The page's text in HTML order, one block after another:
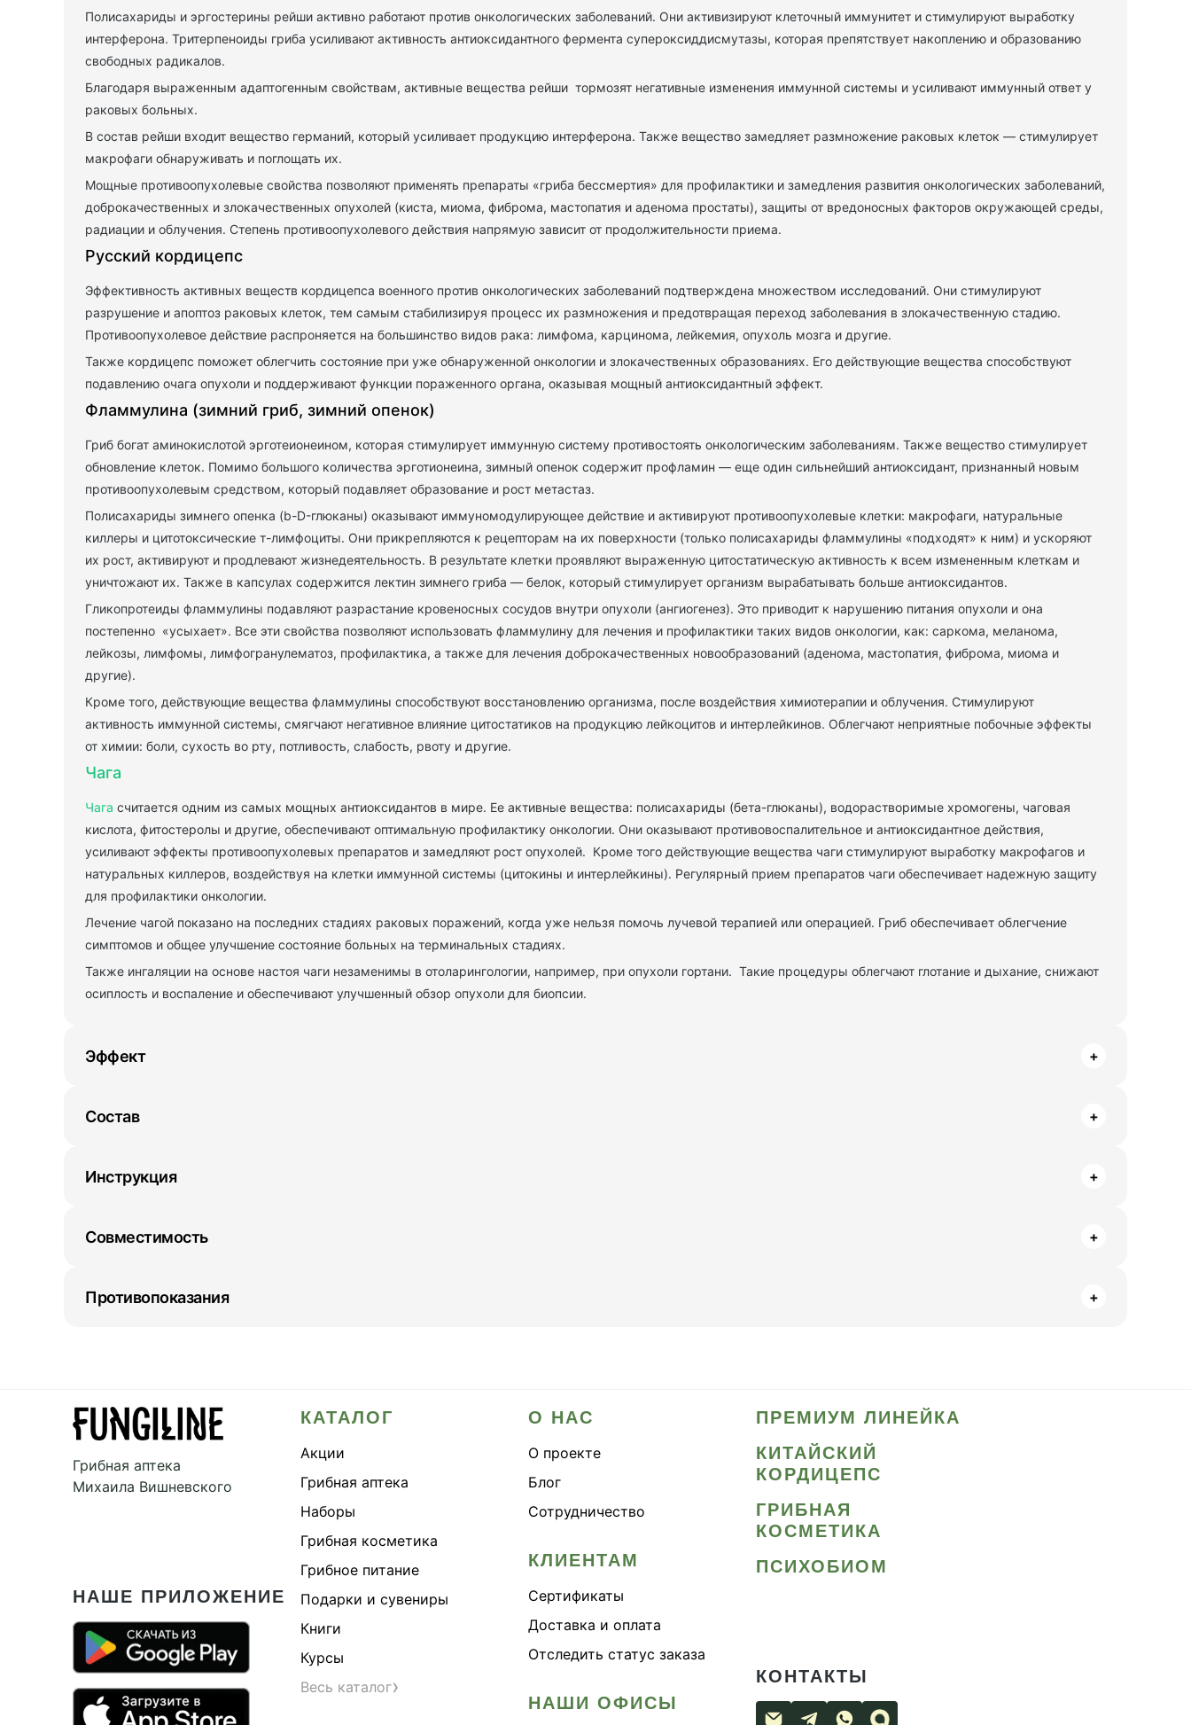
Полисахариды и эргостерины рейши активно работают против онкологических заболеваний. Они активизируют клеточный иммунитет и стимулируют выработку
интерферона. Тритерпеноиды гриба усиливают активность антиоксидантного фермента супероксиддисмутазы, которая препятствует накоплению и образованию
свободных радикалов.
Благодаря выраженным адаптогенным свойствам, активные вещества рейши тормозят негативные изменения иммунной системы и усиливают иммунный ответ у
раковых больных.
В состав рейши входит вещество германий, который усиливает продукцию интерферона. Также вещество замедляет размножение раковых клеток — стимулирует
макрофаги обнаруживать и поглощать их.
Мощные противоопухолевые свойства позволяют применять препараты «гриба бессмертия» для профилактики и замедления развития онкологических заболеваний,
доброкачественных и злокачественных опухолей (киста, миома, фиброма, мастопатия и аденома простаты), защиты от вредоносных факторов окружающей среды,
радиации и облучения. Степень противоопухолевого действия напрямую зависит от продолжительности приема.
Русский кордицепс
Эффективность активных веществ кордицепса военного против онкологических заболеваний подтверждена множеством исследований. Они стимулируют
разрушение и апоптоз раковых клеток, тем самым стабилизируя процесс их размножения и предотвращая переход заболевания в злокачественную стадию.
Противоопухолевое действие распроняется на большинство видов рака: лимфома, карцинома, лейкемия, опухоль мозга и другие.
Также кордицепс поможет облегчить состояние при уже обнаруженной онкологии и злокачественных образованиях. Его действующие вещества способствуют
подавлению очага опухоли и поддерживают функции пораженного органа, оказывая мощный антиоксидантный эффект.
Фламмулина (зимний гриб, зимний опенок)
Гриб богат аминокислотой эрготеионеином, которая стимулирует иммунную систему противостоять онкологическим заболеваниям. Также вещество стимулирует
обновление клеток. Помимо большого количества эрготионеина, зимный опенок содержит профламин — еще один сильнейший антиоксидант, признанный новым
противоопухолевым средством, который подавляет образование и рост метастаз.
Полисахариды зимнего опенка (b-D-глюканы) оказывают иммуномодулирующее действие и активируют противоопухолевые клетки: макрофаги, натуральные
киллеры и цитотоксические т-лимфоциты. Они прикрепляются к рецепторам на их поверхности (только полисахариды фламмулины «подходят» к ним) и ускоряют
их рост, активируют и продлевают жизнедеятельность. В результате клетки проявляют выраженную цитостатическую активность к всем измененным клеткам и
уничтожают их. Также в капсулах содержится лектин зимнего гриба — белок, который стимулирует организм вырабатывать больше антиоксидантов.
Гликопротеиды фламмулины подавляют разрастание кровеносных сосудов внутри опухоли (ангиогенез). Это приводит к нарушению питания опухоли и она
постепенно «усыхает». Все эти свойства позволяют использовать фламмулину для лечения и профилактики таких видов онкологии, как: саркома, меланома,
лейкозы, лимфомы, лимфогранулематоз, профилактика, а также для лечения доброкачественных новообразований (аденома, мастопатия, фиброма, миома и
другие).
Кроме того, действующие вещества фламмулины способствуют восстановлению организма, после воздействия химиотерапии и облучения. Стимулируют
активность иммунной системы, смягчают негативное влияние цитостатиков на продукцию лейкоцитов и интерлейкинов. Облегчают неприятные побочные эффекты
от химии: боли, сухость во рту, потливость, слабость, рвоту и другие.
Чага
Чага считается одним из самых мощных антиоксидантов в мире. Ее активные вещества: полисахариды (бета-глюканы), водорастворимые хромогены, чаговая
кислота, фитостеролы и другие, обеспечивают оптимальную профилактику онкологии. Они оказывают противовоспалительное и антиоксидантное действия,
усиливают эффекты противоопухолевых препаратов и замедляют рост опухолей. Кроме того действующие вещества чаги стимулируют выработку макрофагов и
натуральных киллеров, воздействуя на клетки иммунной системы (цитокины и интерлейкины). Регулярный прием препаратов чаги обеспечивает надежную защиту
для профилактики онкологии.
Лечение чагой показано на последних стадиях раковых поражений, когда уже нельзя помочь лучевой терапией или операцией. Гриб обеспечивает облегчение
симптомов и общее улучшение состояние больных на терминальных стадиях.
Также ингаляции на основе настоя чаги незаменимы в отоларингологии, например, при опухоли гортани. Такие процедуры облегчают глотание и дыхание, снижают
осиплость и воспаление и обеспечивают улучшенный обзор опухоли для биопсии.
Эффект +
Состав +
Инструкция +
Совместимость +
Противопоказания +
Грибная аптека
Михаила Вишневского
НАШЕ ПРИЛОЖЕНИЕ
КАТАЛОГ
Акции
Грибная аптека
Наборы
Грибная косметика
Грибное питание
Подарки и сувениры
Книги
Курсы
Весь каталог›
О НАС
О проекте
Блог
Сотрудничество
КЛИЕНТАМ
Сертификаты
Доставка и оплата
Отследить статус заказа
НАШИ ОФИСЫ
ПРЕМИУМ ЛИНЕЙКА
КИТАЙСКИЙ
КОРДИЦЕПС
ГРИБНАЯ
КОСМЕТИКА
ПСИХОБИОМ
КОНТАКТЫ